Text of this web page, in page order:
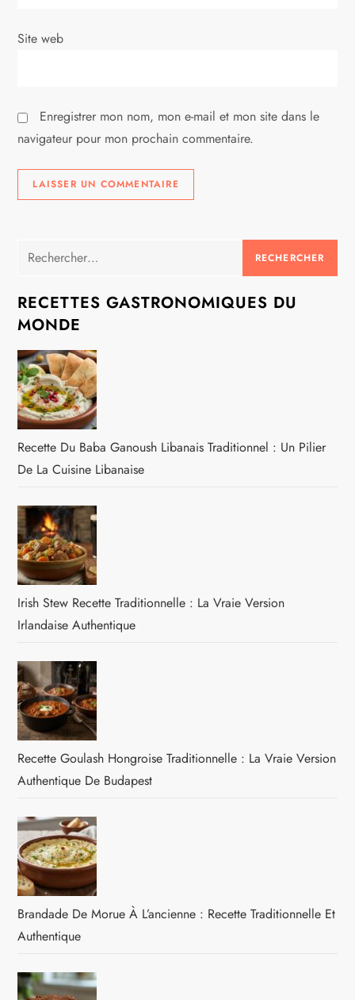
i
l
e
Site web
Enregistrer mon nom, mon e-mail et mon site dans le
navigateur pour mon prochain commentaire.
Rechercher :
RECETTES GASTRONOMIQUES DU
MONDE
Recette Du Baba Ganoush Libanais Traditionnel : Un Pilier
De La Cuisine Libanaise
Irish Stew Recette Traditionnelle : La Vraie Version
Irlandaise Authentique
Recette Goulash Hongroise Traditionnelle : La Vraie Version
Authentique De Budapest
Brandade De Morue À L’ancienne : Recette Traditionnelle Et
Authentique